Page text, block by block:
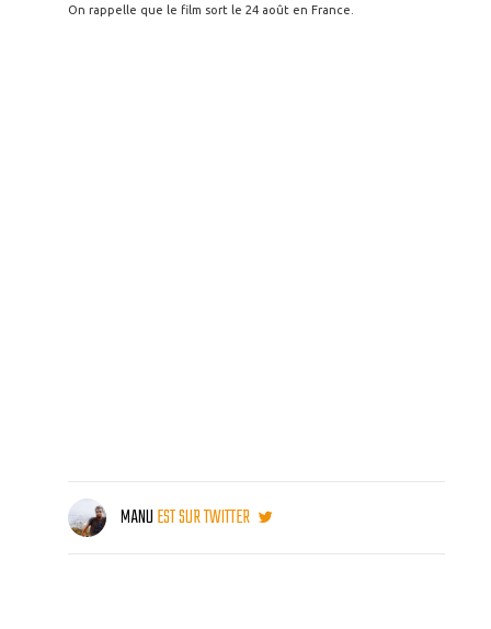
On rappelle que le film sort le 24 août en France.
MANUEST SUR TWITTER